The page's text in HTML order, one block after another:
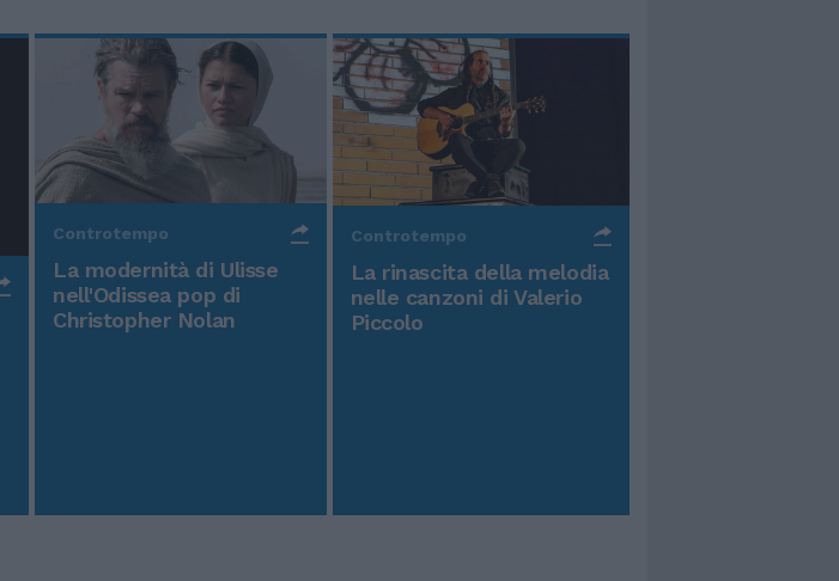
Controtempo
La modernità di Ulisse
nell'Odissea pop di
Christopher Nolan
Controtempo
La rinascita della melodia
nelle canzoni di Valerio
Piccolo